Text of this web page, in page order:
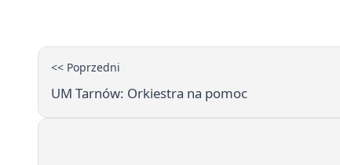
<< Poprzedni
UM Tarnów: Orkiestra na pomoc